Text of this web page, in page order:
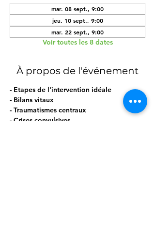
mar. 08 sept., 9:00
jeu. 10 sept., 9:00
mar. 22 sept., 9:00
Voir toutes les 8 dates
À propos de l'événement
- Etapes de l'intervention idéale
- Bilans vitaux
- Traumatismes centraux
- Crises convulsives